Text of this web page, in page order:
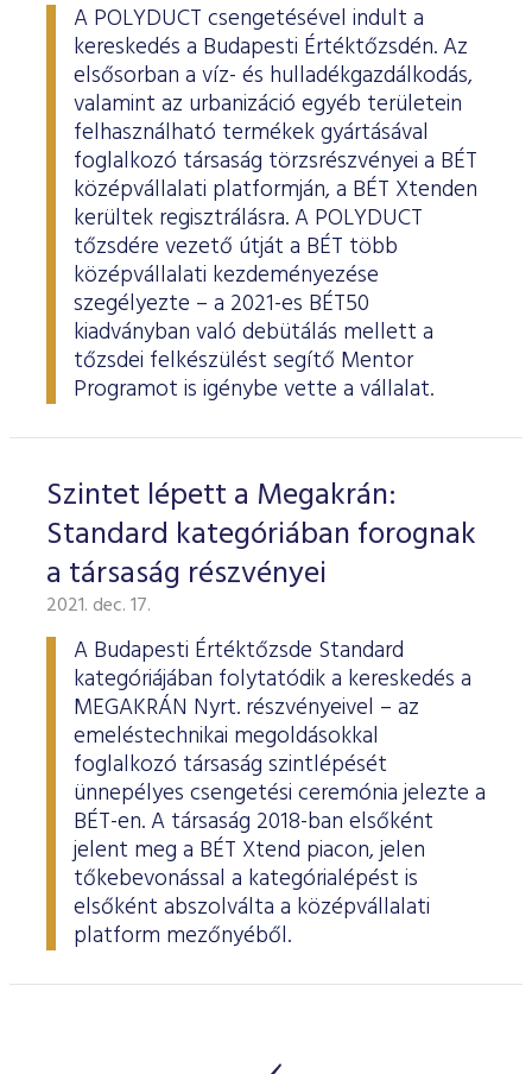
A POLYDUCT csengetésével indult a
kereskedés a Budapesti Értéktőzsdén. Az
elsősorban a víz- és hulladékgazdálkodás,
valamint az urbanizáció egyéb területein
felhasználható termékek gyártásával
foglalkozó társaság törzsrészvényei a BÉT
középvállalati platformján, a BÉT Xtenden
kerültek regisztrálásra. A POLYDUCT
tőzsdére vezető útját a BÉT több
középvállalati kezdeményezése
szegélyezte – a 2021-es BÉT50
kiadványban való debütálás mellett a
tőzsdei felkészülést segítő Mentor
Programot is igénybe vette a vállalat.
Szintet lépett a Megakrán:
Standard kategóriában forognak
a társaság részvényei
2021. dec. 17.
A Budapesti Értéktőzsde Standard
kategóriájában folytatódik a kereskedés a
MEGAKRÁN Nyrt. részvényeivel – az
emeléstechnikai megoldásokkal
foglalkozó társaság szintlépését
ünnepélyes csengetési ceremónia jelezte a
BÉT-en. A társaság 2018-ban elsőként
jelent meg a BÉT Xtend piacon, jelen
tőkebevonással a kategórialépést is
elsőként abszolválta a középvállalati
platform mezőnyéből.